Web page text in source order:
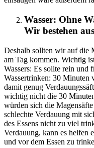
Wasser: Ohne
Wir bestehen
Deshalb sollten wir auf die
am Tag kommen. Wichtig
Wassers: Es sollte rein
Wassertrinken: 30 Minuten
damit genug
wichtig nicht die 30
würden sich die
schlechte Verdauung mit
des Essens nicht zu viel
Verdauung, kann es helfen
und vor dem Essen zu